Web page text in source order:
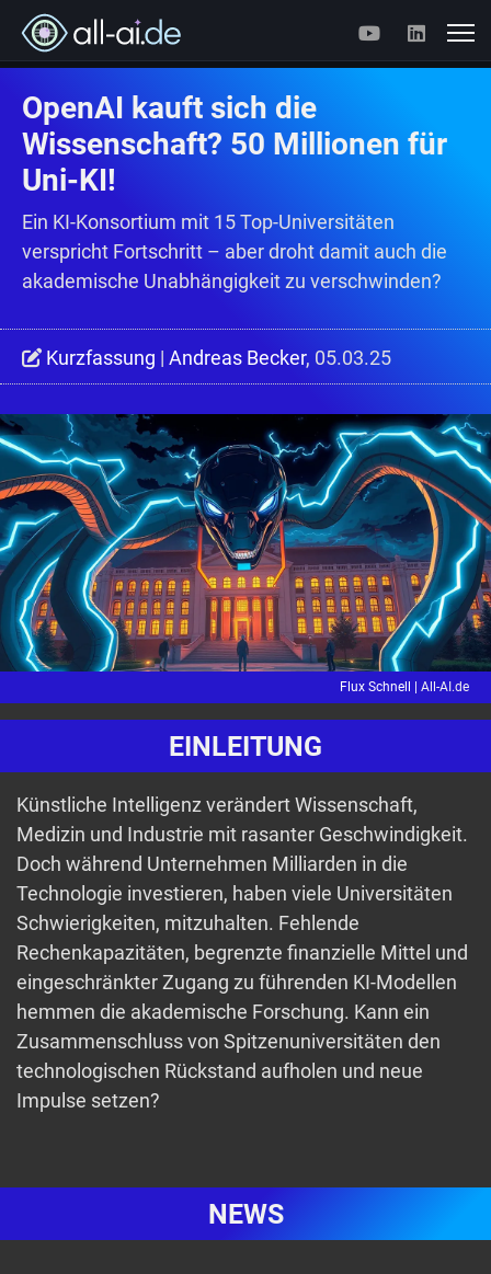
OpenAI kauft sich die
Wissenschaft? 50 Millionen für
Uni-KI!
Ein KI-Konsortium mit 15 Top-Universitäten
verspricht Fortschritt – aber droht damit auch die
akademische Unabhängigkeit zu verschwinden?
Kurzfassung | Andreas Becker, 05.03.25
Flux Schnell | All-AI.de
EINLEITUNG
Künstliche Intelligenz verändert Wissenschaft,
Medizin und Industrie mit rasanter Geschwindigkeit.
Doch während Unternehmen Milliarden in die
Technologie investieren, haben viele Universitäten
Schwierigkeiten, mitzuhalten. Fehlende
Rechenkapazitäten, begrenzte finanzielle Mittel und
eingeschränkter Zugang zu führenden KI-Modellen
hemmen die akademische Forschung. Kann ein
Zusammenschluss von Spitzenuniversitäten den
technologischen Rückstand aufholen und neue
Impulse setzen?
NEWS